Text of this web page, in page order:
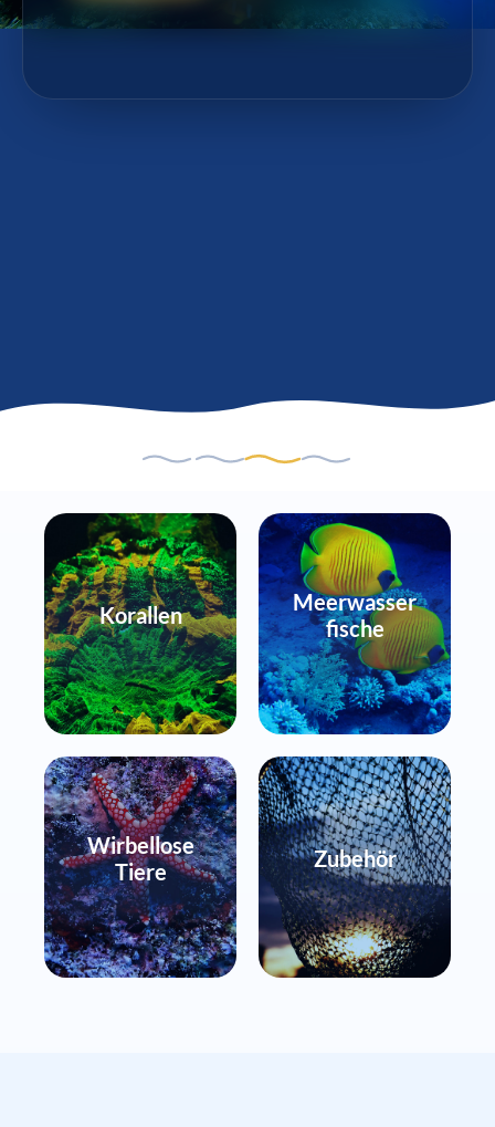
Korallen
Meerwasser
fische
Wirbellose
Tiere
Zubehör